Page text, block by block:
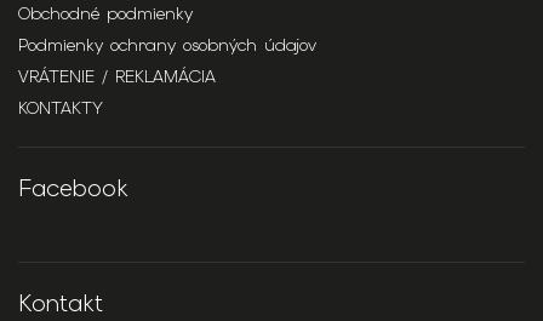
Obchodné podmienky
Podmienky ochrany osobných údajov
VRÁTENIE / REKLAMÁCIA
KONTAKTY
Facebook
Kontakt